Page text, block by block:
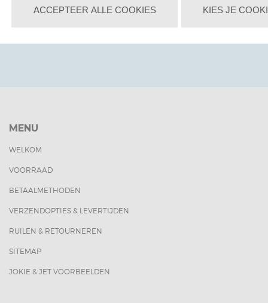
MENU
WELKOM
VOORRAAD
BETAALMETHODEN
VERZENDOPTIES & LEVERTIJDEN
RUILEN & RETOURNEREN
SITEMAP
JOKIE & JET VOORBEELDEN
ACCEPTEER ALLE COOKIES KIES JE